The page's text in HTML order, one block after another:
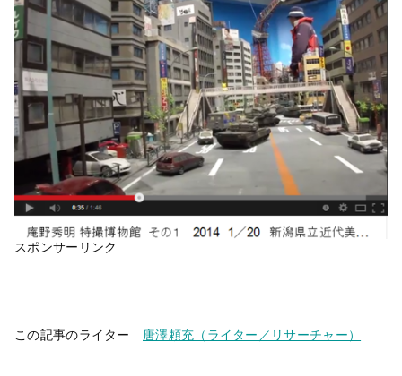
スポンサーリンク
この記事のライター 唐澤頼充（ライター／リサーチャー）